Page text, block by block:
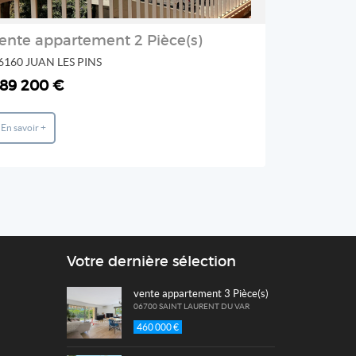
appartement 2 Pièce(s)
JUAN LES PINS
200 €
En savoir +
Votre dernière sélection
vente appartement 3 Pièce(s)
06700 SAINT LAURENT DU VAR
460 000 €